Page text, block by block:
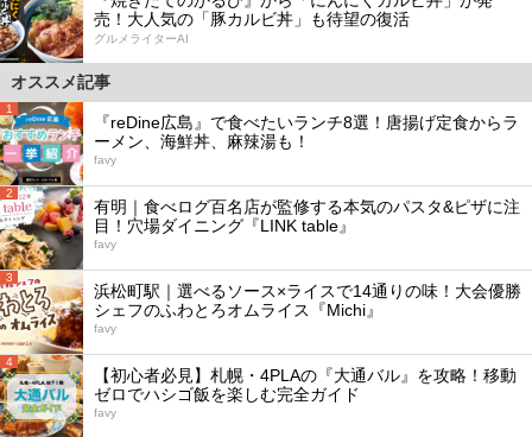
売！大人気の「豚カルビ丼」も待望の復活
グルメライターAI
オススメ記事
1
『reDine広島』で食べたいランチ8選！唐揚げ定食からラ
ーメン、海鮮丼、麻辣湯も！
favy
2
有明｜食べログ百名店が監修する本気のパスタ&ピザに注
目！穴場ダイニング『LINK table』
favy
3
浜松町駅｜選べるソース×ライスで14通りの味！大会優勝
シェフのふわとろオムライス『Michi』
favy
4
【初心者必見】札幌・4PLAの『大通バル』を攻略！移動
ゼロでハシゴ飯を楽しむ完全ガイド
favy